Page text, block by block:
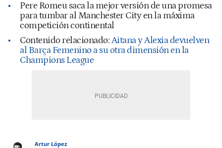
Pere Romeu saca la mejor versión de una promesa
para tumbar al Manchester City en la máxima
competición continental
Contenido relacionado:Aitana y Alexia devuelven
al Barça Femenino a su otra dimensión en la
Champions League
Artur López